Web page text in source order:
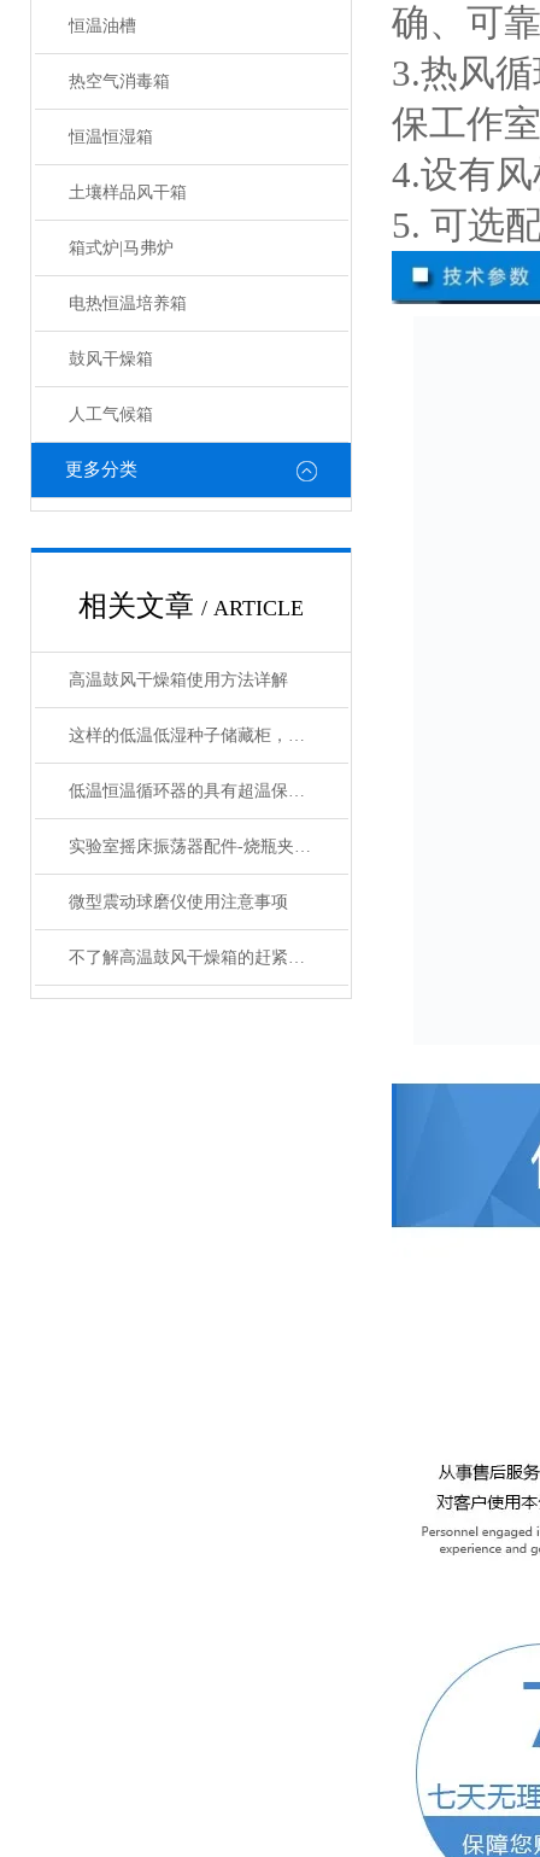
恒温油槽
热空气消毒箱
恒温恒湿箱
土壤样品风干箱
箱式炉|马弗炉
电热恒温培养箱
鼓风干燥箱
人工气候箱
更多分类
相关文章 / ARTICLE
高温鼓风干燥箱使用方法详解
这样的低温低湿种子储藏柜，您值得拥有
低温恒温循环器的具有超温保护，传感器异常保护功能
实验室摇床振荡器配件-烧瓶夹具的分类和介绍
微型震动球磨仪使用注意事项
不了解高温鼓风干燥箱的赶紧往这边看了
确、可
3.热风
保工作
4.设有
5. 可选